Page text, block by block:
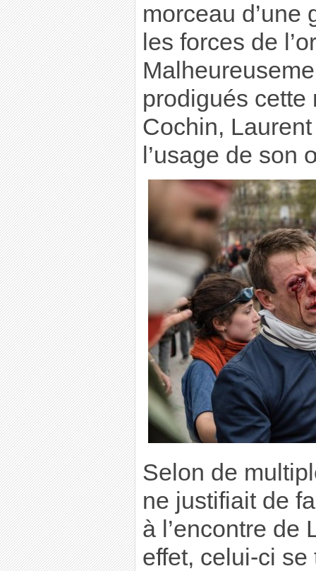
morceau d’une
les forces de
prodigués cette
Cochin,
l’usage de son
Selon de
ne justifiait de
à l’encontre de
effet, celui-ci